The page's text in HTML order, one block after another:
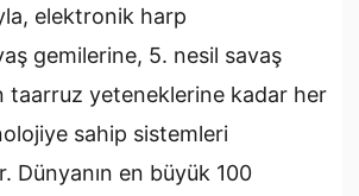
elektronik harp
gemilerine, 5. nesil savaş
taarruz yeteneklerine kadar her
sahip sistemleri
Dünyanın en büyük 100